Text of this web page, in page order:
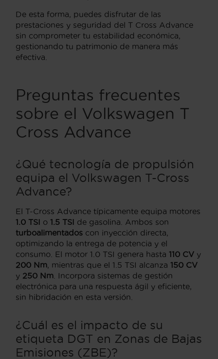
De esta forma, puedes disfrutar de las
prestaciones y seguridad del T Cross Advance
sin comprometer tu estabilidad económica,
gestionando tu patrimonio de manera más
efectiva.
Preguntas frecuentes
sobre el Volkswagen T
Cross Advance
¿Qué tecnología de propulsión
equipa el Volkswagen T-Cross
Advance?
El T-Cross Advance típicamente equipa motores
1.0 TSI o 1.5 TSI de gasolina. Ambos son
turboalimentados con inyección directa,
optimizando la entrega de potencia y el
consumo. El motor 1.0 TSI genera hasta 110 CV y
200 Nm , mientras que el 1.5 TSI alcanza 150 CV
y 250 Nm . Incorpora sistemas de gestión
electrónica para una respuesta ágil y eficiente,
sin hibridación en esta versión.
¿Cuál es el impacto de su
etiqueta DGT en Zonas de Bajas
Emisiones (ZBE)?